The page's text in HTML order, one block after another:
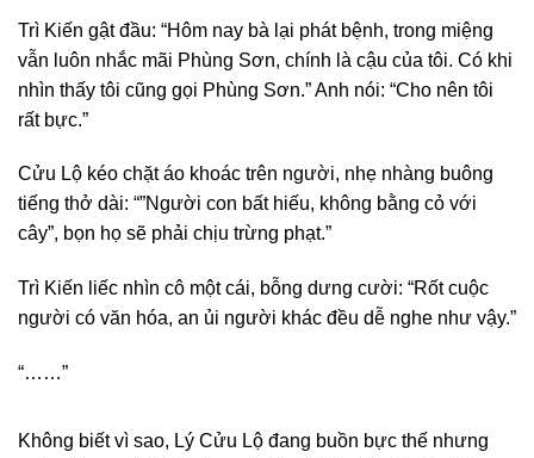
Trì Kiến gật đầu: “Hôm nay bà lại phát bệnh, trong miệng
vẫn luôn nhắc mãi Phùng Sơn, chính là cậu của tôi. Có khi
nhìn thấy tôi cũng gọi Phùng Sơn.” Anh nói: “Cho nên tôi
rất bực.”
Cửu Lộ kéo chặt áo khoác trên người, nhẹ nhàng buông
tiếng thở dài: “”Người con bất hiếu, không bằng cỏ với
cây”, bọn họ sẽ phải chịu trừng phạt.”
Trì Kiến liếc nhìn cô một cái, bỗng dưng cười: “Rốt cuộc
người có văn hóa, an ủi người khác đều dễ nghe như vậy.”
“……”
Không biết vì sao, Lý Cửu Lộ đang buồn bực thế nhưng